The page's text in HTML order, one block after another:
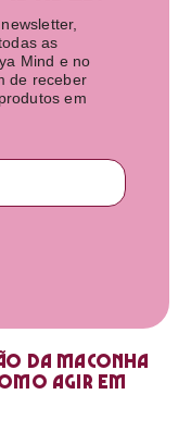
as
Mind e no
de receber
em
da maconha
agir em